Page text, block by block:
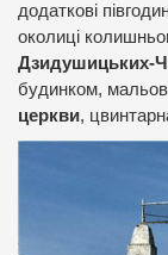
додаткові
околиці
Дзидушицьких-
будинком,
церкви,